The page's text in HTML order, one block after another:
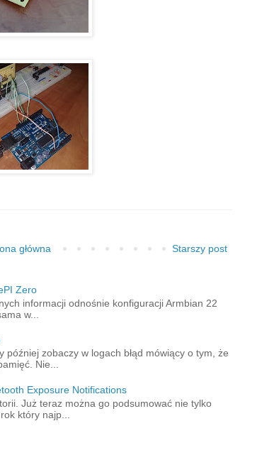
Starszy post
główna
Zero
informacji odnośnie konfiguracji Armbian 22
w...
zobaczy w logach błąd mówiący o tym, że
Nie...
Exposure Notifications
Już teraz można go podsumować nie tylko
który najp...